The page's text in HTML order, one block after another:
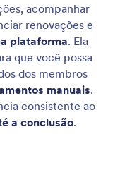
acompanhar
renovações e
plataforma. Ela
que você possa
dos membros
manuais.
consistente ao
a conclusão.